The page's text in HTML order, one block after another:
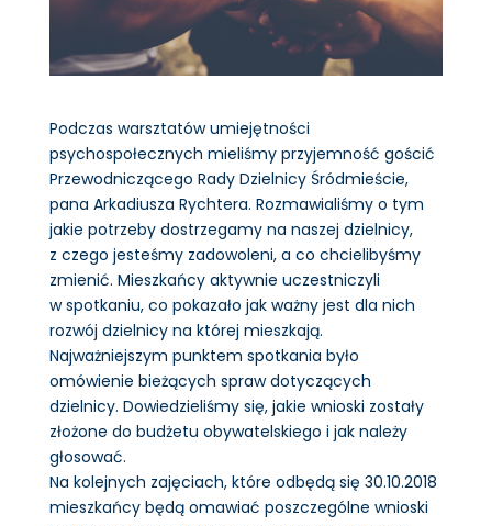
Podczas warsztatów umiejętności
psychospołecznych mieliśmy przyjemność gościć
Przewodniczącego Rady Dzielnicy Śródmieście,
pana Arkadiusza Rychtera. Rozmawialiśmy o tym
jakie potrzeby dostrzegamy na naszej dzielnicy,
z czego jesteśmy zadowoleni, a co chcielibyśmy
zmienić. Mieszkańcy aktywnie uczestniczyli
w spotkaniu, co pokazało jak ważny jest dla nich
rozwój dzielnicy na której mieszkają.
Najważniejszym punktem spotkania było
omówienie bieżących spraw dotyczących
dzielnicy. Dowiedzieliśmy się, jakie wnioski zostały
złożone do budżetu obywatelskiego i jak należy
głosować.
Na kolejnych zajęciach, które odbędą się 30.10.2018
mieszkańcy będą omawiać poszczególne wnioski